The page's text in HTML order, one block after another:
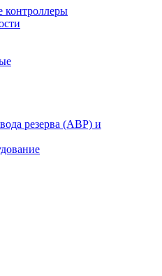
контроллеры
резерва (АВР) и